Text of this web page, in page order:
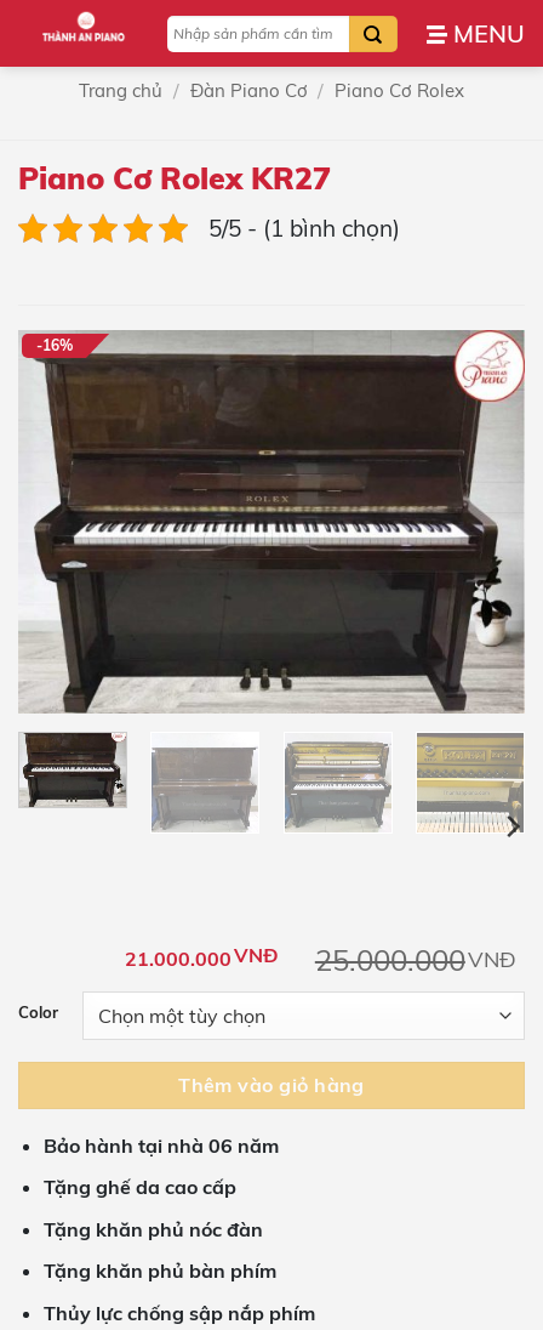
nội
Tìm
kiếm:
Trang chủ / Đàn Piano Cơ / Piano Cơ Rolex
Piano Cơ Rolex KR27
5/5 - (1 bình chọn)
-16%
25.000.000VNĐ
21.000.000VNĐ
Color
Thêm vào giỏ hàng
Bảo hành tại nhà 06 năm
Tặng ghế da cao cấp
Tặng khăn phủ nóc đàn
Tặng khăn phủ bàn phím
Thủy lực chống sập nắp phím